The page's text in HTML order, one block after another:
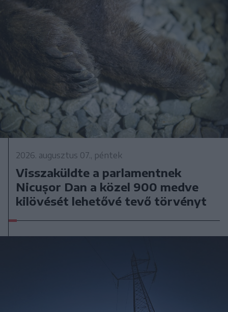
2026. augusztus 07., péntek
Visszaküldte a parlamentnek
Nicușor Dan a közel 900 medve
kilövését lehetővé tevő törvényt